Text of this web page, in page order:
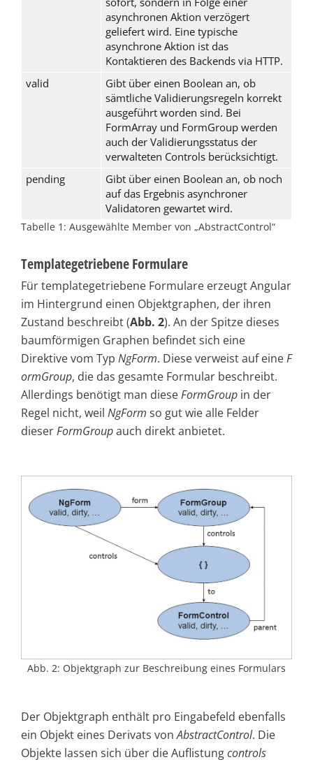
asynchronen Aktion verzögert
geliefert wird. Eine typische
asynchrone Aktion ist das
Kontaktieren des Backends via HTTP.
valid
Gibt über einen Boolean an, ob
sämtliche Validierungsregeln korrekt
ausgeführt worden sind. Bei
FormArrayund FormGroupwerden
auch der Validierungsstatus der
verwalteten Controls berücksichtigt.
pending
Gibt über einen Boolean an, ob noch
auf das Ergebnis asynchroner
Validatoren gewartet wird.
Tabelle 1: Ausgewählte Member von „AbstractControl“
Templategetriebene Formulare
Für templategetriebene Formulare erzeugt Angular
im Hintergrund einen Objektgraphen, der ihren
Zustand beschreibt (Abb. 2). An der Spitze dieses
baumförmigen Graphen befindet sich eine
Direktive vom Typ NgForm. Diese verweist auf eineF
ormGroup, die das gesamte Formular beschreibt.
Allerdings benötigt man dieseFormGroup in der
Regel nicht, weil NgForm so gut wie alle Felder
dieserFormGroupauch direkt anbietet.
Abb. 2: Objektgraph zur Beschreibung eines Formulars
Der Objektgraph enthält pro Eingabefeld ebenfalls
ein Objekt eines Derivats vonAbstractControl. Die
Objekte lassen sich über die Auflistungcontrols